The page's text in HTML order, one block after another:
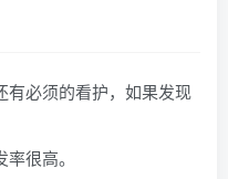
有必须的看护，如果发现
很高。